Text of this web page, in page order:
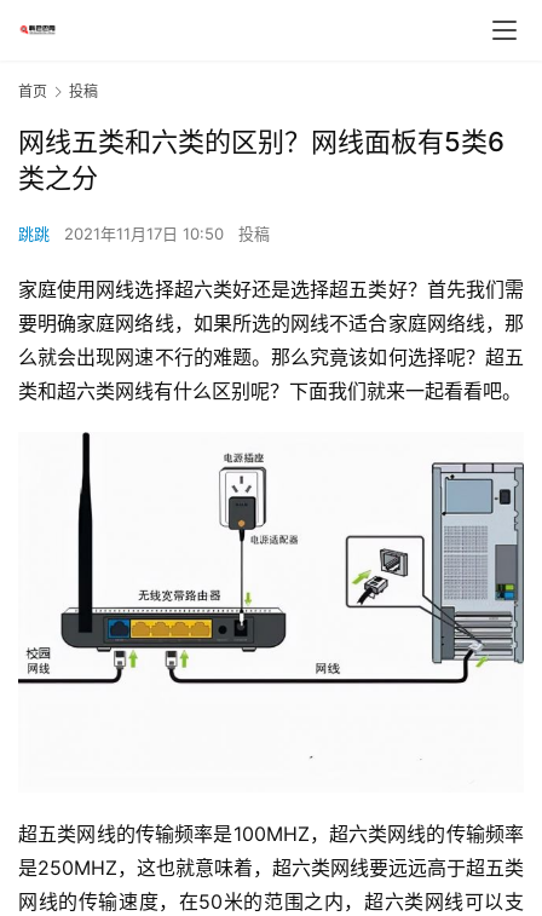
首页 投稿
网线五类和六类的区别？网线面板有5类6
类之分
跳跳 2021年11月17日 10:50 投稿
家庭使用网线选择超六类好还是选择超五类好？首先我们需
要明确家庭网络线，如果所选的网线不适合家庭网络线，那
么就会出现网速不行的难题。那么究竟该如何选择呢？超五
类和超六类网线有什么区别呢？下面我们就来一起看看吧。
超五类网线的传输频率是100MHZ，超六类网线的传输频率
是250MHZ，这也就意味着，超六类网线要远远高于超五类
网线的传输速度，在50米的范围之内，超六类网线可以支